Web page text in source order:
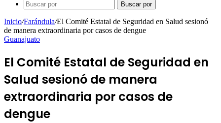
Buscar por
Inicio/Farándula/El Comité Estatal de Seguridad en Salud sesionó
de manera extraordinaria por casos de dengue
Guanajuato
El Comité Estatal de Seguridad en
Salud sesionó de manera
extraordinaria por casos de
dengue